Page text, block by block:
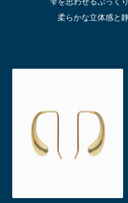
柔らかな立体感と